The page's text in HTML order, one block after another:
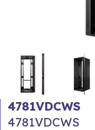
4781VDCWS
4781VDCWS